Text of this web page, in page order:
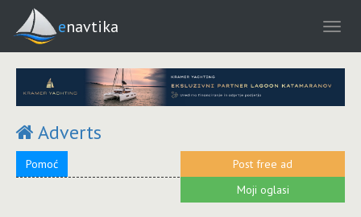
enavtika
Adverts
Post free ad
Pomoć
Moji oglasi